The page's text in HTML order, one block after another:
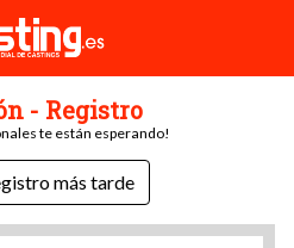
- Registro
te están esperando!
más tarde